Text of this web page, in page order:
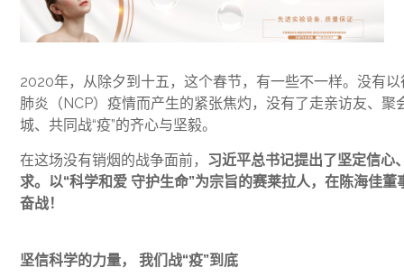
2020年，从除夕到十五，这个春节，有一些不一样。没有
肺炎（NCP）疫情而产生的紧张焦灼，没有了走亲访友、
城、共同战“疫”的齐心与坚毅。
在这场没有销烟的战争面前， 习近平总书记提出了坚定信心
求。以“科学和爱 守护生命”为宗旨的赛莱拉人，在陈海佳
奋战！
坚信科学的力量， 我们战“疫”到底